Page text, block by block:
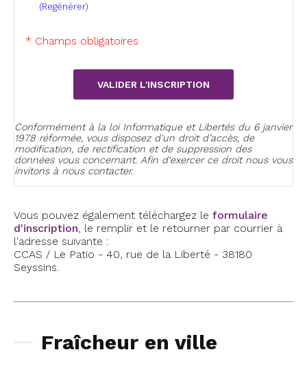
(Regénérer)
* Champs obligatoires
Conformément à la loi Informatique et Libertés du 6 janvier
1978 réformée, vous disposez d'un droit d’accès, de
modification, de rectification et de suppression des
données vous concernant. Afin d'exercer ce droit nous vous
invitons à nous contacter.
Vous pouvez également téléchargez le formulaire
d'inscription, le remplir et le retourner par courrier à
l'adresse suivante :
CCAS / Le Patio - 40, rue de la Liberté - 38180
Seyssins.
Fraîcheur en ville